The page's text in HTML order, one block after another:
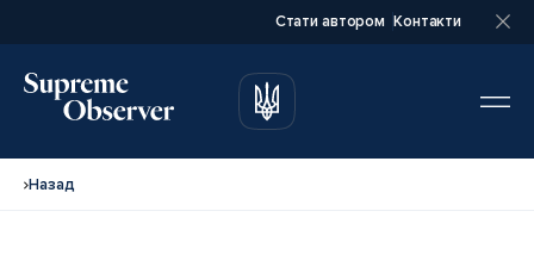
Стати автором Контакти
Назад